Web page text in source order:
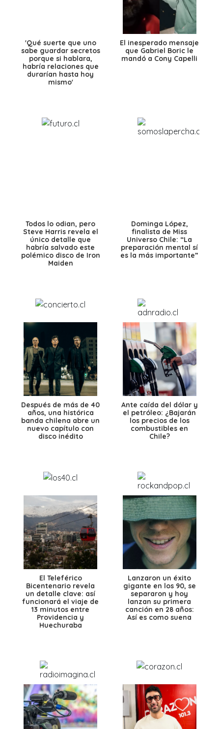
'Qué suerte que uno
sabe guardar secretos
porque si hablara,
habría relaciones que
durarían hasta hoy
mismo'
El inesperado mensaje
que Gabriel Boric le
mandó a Cony Capelli
Todos lo odian, pero
Steve Harris revela el
único detalle que
habría salvado este
polémico disco de Iron
Maiden
Dominga López,
finalista de Miss
Universo Chile: “La
preparación mental sí
es la más importante”
Después de más de 40
años, una histórica
banda chilena abre un
nuevo capítulo con
disco inédito
Ante caída del dólar y
el petróleo: ¿Bajarán
los precios de los
combustibles en
Chile?
El Teleférico
Bicentenario revela
un detalle clave: así
funcionará el viaje de
13 minutos entre
Providencia y
Huechuraba
Lanzaron un éxito
gigante en los 90, se
separaron y hoy
lanzan su primera
canción en 28 años:
Así es como suena